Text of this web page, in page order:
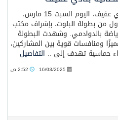
أقام نادي عفيف، اليوم السبت 15 مارس،
من بطولة البلوت، بإشراف مكتب
بالدوادمي. وشهدت البطولة
ومنافسات قوية بين المشاركين،
حماسية تهدف إلى .. التفاصيل
16/03/2025